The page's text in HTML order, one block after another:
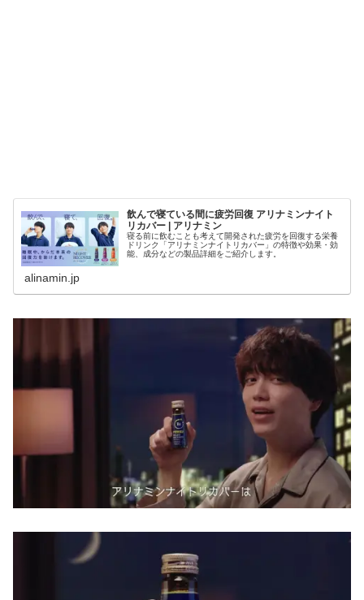
飲んで寝ている間に疲労回復 アリナミンナイト
リカバー | アリナミン
寝る前に飲むことも考えて開発された疲労を回復する栄養
ドリンク「アリナミンナイトリカバー」の特徴や効果・効
能、成分などの製品詳細をご紹介します。
alinamin.jp